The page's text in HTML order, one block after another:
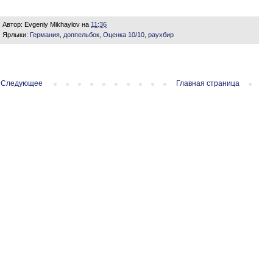
Автор: Evgeniy Mikhaylov на 11:36
Ярлыки: Германия доппельбок Оценка 10/10 раухбир
Следующее Главная страница